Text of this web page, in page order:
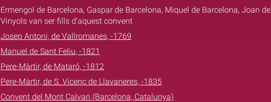
Ermengol de Barcelona, Gaspar de Barcelona, Miquel de Barcelona, Joan de
Vinyols van ser fills d'aquest convent
Josep Antoni, de Vallromanes, -1769
Manuel de Sant Feliu, -1821
Pere-Màrtir, de Mataró, -1812
Pere-Màrtir, de S. Vicenç de Llavaneres, -1835
Convent del Mont Calvari (Barcelona, Catalunya)